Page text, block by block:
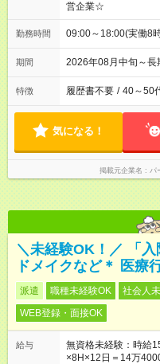
営企業☆
勤務時間 09:00～18:00(実働8
期間 2026年08月中旬～
特徴 履歴書不要 / 40～50
気になる！
掲載元企業名 パ
＼未経験OK！／ 「
ドメイクなど＊ 医療
派遣 職種未経験OK 社会人
WEB登録・面接OK
給与
無資格未経験：時給
×8H×12日＝14万